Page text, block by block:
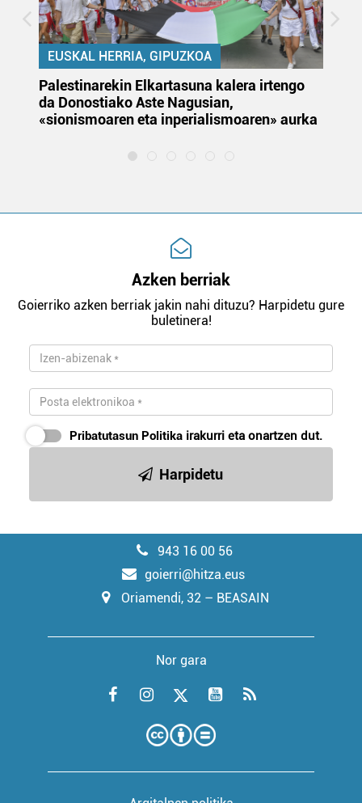
EUSKAL HERRIA, GIPUZKOA
Palestinarekin Elkartasuna kalera irtengo
da Donostiako Aste Nagusian,
«sionismoaren eta inperialismoaren» aurka
Azken berriak
Goierriko azken berriak jakin nahi dituzu? Harpidetu gure
buletinera!
Pribatutasun Politika irakurri eta onartzen dut.
Harpidetu
943 16 00 56
goierri@hitza.eus
Oriamendi, 32 – BEASAIN
Nor gara